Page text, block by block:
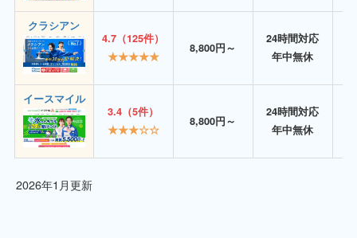
クラシアン
4.7（125件）
★★★★★
8,800円～
24時間対応
年中無休
イースマイル
3.4（5件）
★★★☆☆
8,800円～
24時間対応
年中無休
2026年1月更新